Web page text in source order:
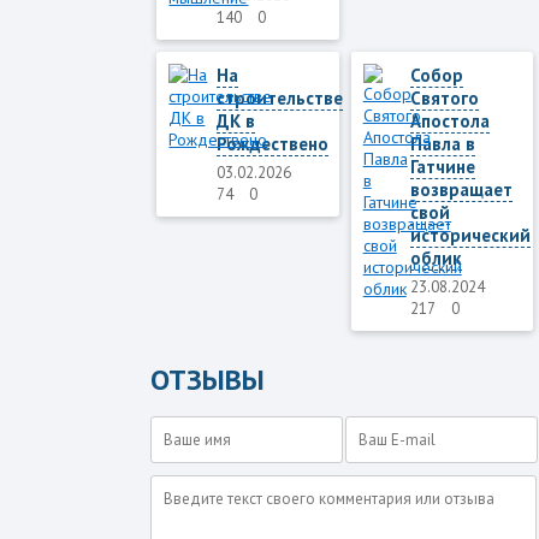
140
0
На
строительстве
ДК в
Рождествено
03.02.2026
74
0
Собор
Святого
Апостола
Павла в
Гатчине
возвращает
свой
исторический
облик
23.08.2024
217
0
ОТЗЫВЫ